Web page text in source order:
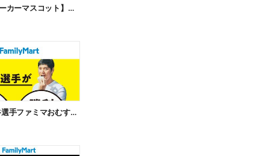
【サンリオ×メーカーマスコット】オリジナルグッズ貰える!
【おトク】大谷選手ファミマおむすび割